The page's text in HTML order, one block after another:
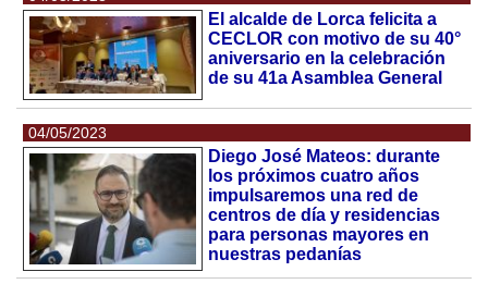
El alcalde de Lorca felicita a
CECLOR con motivo de su 40°
aniversario en la celebración
de su 41a Asamblea General
04/05/2023
Diego José Mateos: durante
los próximos cuatro años
impulsaremos una red de
centros de día y residencias
para personas mayores en
nuestras pedanías